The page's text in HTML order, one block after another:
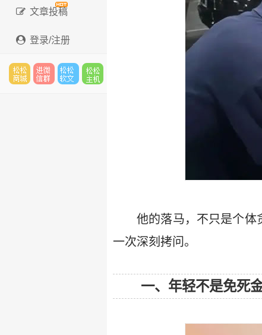
文章投稿
登录/注册
他的落马，不只是个体
一次深刻拷问。
一、年轻不是免死